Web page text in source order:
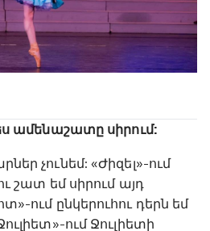
ամենաշատը սիրում:
չունեմ: «Ժիզել»-ում
շատ եմ սիրում այդ
ում ընկերուհու դերն եմ
ում Ջուլիետի